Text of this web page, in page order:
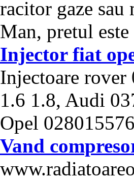
racitor gaze
Man, pretul
Injector fiat
Injectoare
1.6 1.8, Audi
Opel
Vand